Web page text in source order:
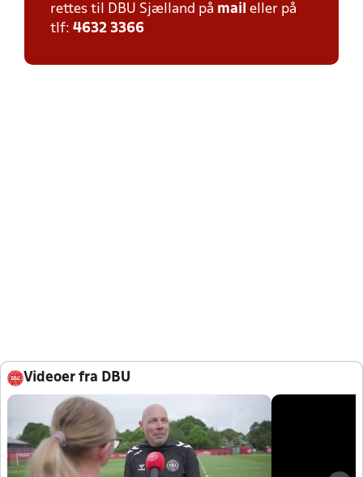
rettes til DBU Sjælland på mail eller på
tlf: 4632 3366
Videoer fra DBU